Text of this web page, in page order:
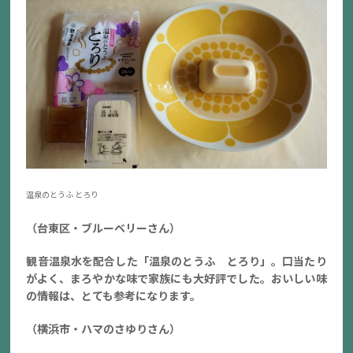
温泉のとうふ とろり
（台東区・ブルーベリーさん）
観音温泉水を配合した「温泉のとうふ とろり」。口当たり
がよく、まろやかな味で家族にも大好評でした。おいしい味
の情報は、とても参考になります。
（横浜市・ハマのさゆりさん）